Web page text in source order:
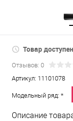
Товар
Отзывов: 0
Артикул: 11101078
Модельный ряд: *
Описание